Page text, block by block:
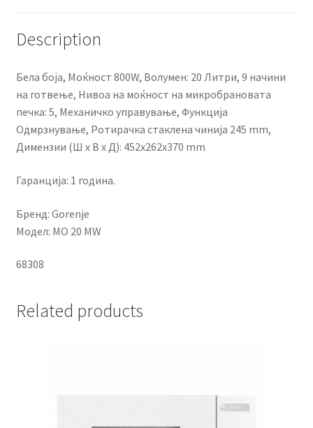
Description
Бела боја, Mоќност 800W, Волумен: 20 Литри, 9 начини
на готвење, Нивоа на моќност на микробрановата
печка: 5, Механичко управување, Функција
Одмрзнување, Ротирачка стаклена чинија 245 mm,
Димензии (Ш x В x Д): 452x262x370 mm
Гаранција: 1 година.
Бренд: Gorenje
Модел: MO 20 MW
68308
Related products